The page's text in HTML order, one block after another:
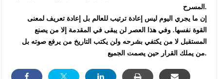
المسرح.
‏إن ما يجري اليوم ليس إعادة ترتيب للعالم بل إعادة تعريف لمعنى
القوة نفسها. وفي هذا العصر لن يبقى في المقدمة إلا من يصنع
المستقبل لا من يكتفي بشرحه ولن يكتب التاريخ من يرفع صوته بل
من يملك القرار حين يصمت الجميع.